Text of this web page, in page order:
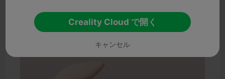
ーにまったく新しい方法で命を吹き込むことを可能にしま
Creality Cloud で開く
キャンセル